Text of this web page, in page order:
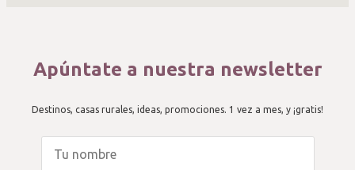
Apúntate a nuestra newsletter
Destinos, casas rurales, ideas, promociones. 1 vez a mes, y ¡gratis!